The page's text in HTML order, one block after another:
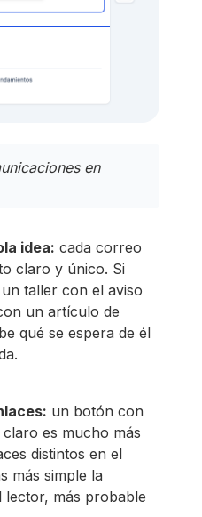
en
idea: cada correo
claro y único. Si
taller con el aviso
un artículo de
qué se espera de él
un botón con
es mucho más
distintos en el
más simple la
lector, más probable